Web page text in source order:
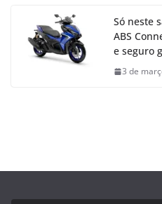
Só neste
ABS
e seguro
3 de